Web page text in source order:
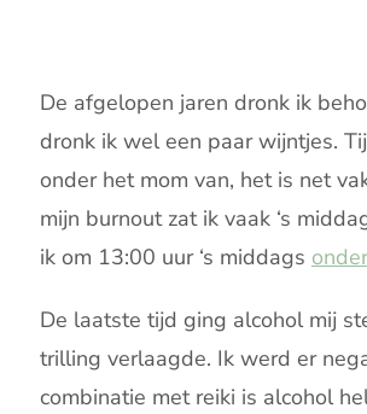
De afgelopen jaren dronk ik
dronk ik wel een paar wijntjes.
onder het mom van, het is net
mijn burnout zat ik vaak ‘s
ik om 13:00 uur ‘s middags
De laatste tijd ging alcohol mij
trilling verlaagde. Ik werd er
combinatie met reiki is alcohol